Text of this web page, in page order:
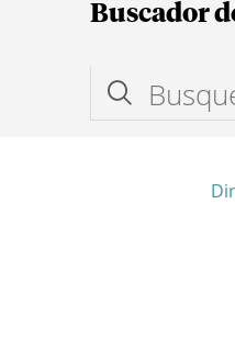
Buscador